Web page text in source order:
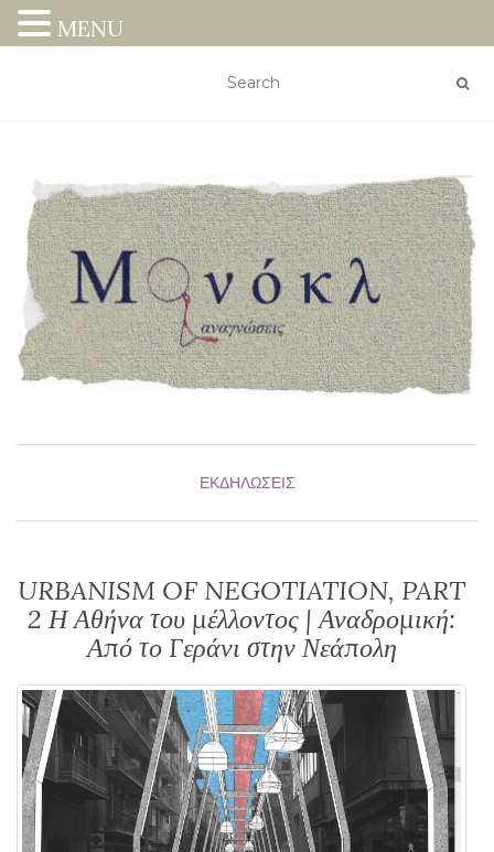
ΕΚΔΗΛΏΣΕΙΣ
URBANISM OF NEGOTIATION, PART
2 Η Αθήνα του μέλλοντος | Αναδρομική:
Από το Γεράνι στην Νεάπολη
MENU